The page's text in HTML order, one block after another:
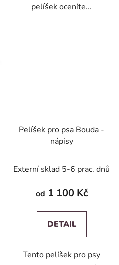
pelíšek oceníte...
Pelíšek pro psa Bouda -
nápisy
Externí sklad 5-6 prac. dnů
od 1 100 Kč
DETAIL
Tento pelíšek pro psy